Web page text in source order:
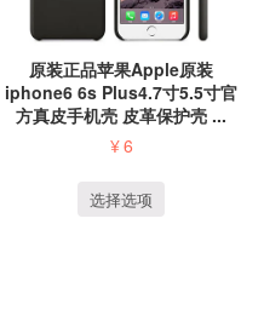
原装正品苹果Apple原装
iphone6 6s Plus4.7寸5.5寸官
方真皮手机壳 皮革保护壳 ...
¥6
选择选项